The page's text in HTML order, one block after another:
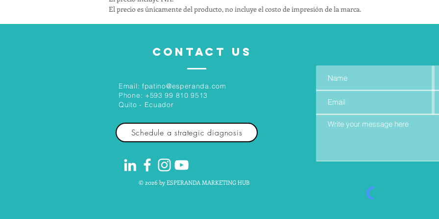
El precio es únicamente del producto, no incluye el costo de impresión de la marca.
CONTACT US
Email: fpatino@esperanda.com
Phone: +593 99 810 9513
Quito - Ecuador
Schedule a strategic diagnosis
© 2026 by ESPERANDA MARKETING HUB